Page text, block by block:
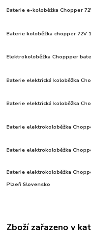
Baterie e-koloběžka Chopper
Baterie koloběžka chopper 72V
Elektrokoloběžka Choppper
Baterie elektrická koloběžka
Baterie elektrická koloběžka
Baterie elektrokoloběžka
Baterie elektrokoloběžka
Baterie elektrokoloběžka
Plzeň Slovensko
Zboží zařazeno v